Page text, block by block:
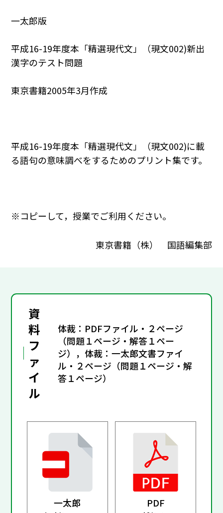
一太郎版
平成16-19年度本「精選現代文」（現文002)新出
漢字のテスト問題
東京書籍2005年3月作成
平成16-19年度本「精選現代文」（現文002)に載
る語句の意味調べをするためのプリント集です。
※コピーして，授業でご利用ください。
東京書籍（株） 国語編集部
資
料
フ
ァ
イ
ル
体裁：PDFファイル・２ページ
（問題１ページ・解答１ペー
ジ），体裁：一太郎文書ファイ
ル・２ページ（問題１ページ・解
答１ページ）
一太郎
PDF